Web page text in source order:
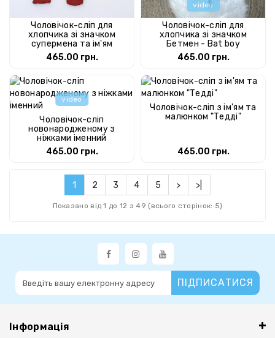
Чоловічок-сліп для
хлопчика зі значком
супермена та ім'ям
465.00 грн.
video
Чоловічок-сліп для
хлопчика зі значком
Бетмен - Bat boy
465.00 грн.
video
Чоловічок-сліп
новонародженому з
ніжками іменний
465.00 грн.
Чоловічок-сліп з ім'ям та
малюнком "Тедді"
465.00 грн.
1 2 3 4 5 > >|
Показано від 1 до 12 з 49 (всього сторінок: 5)
ПІДПИСАТИСЯ
Інформація